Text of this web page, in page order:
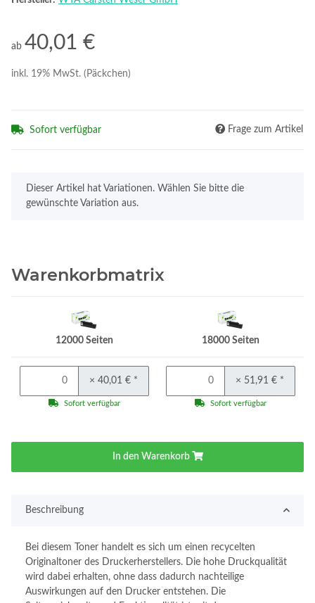
ab 40,01 €
inkl. 19% MwSt. (Päckchen)
Sofort verfügbar Frage zum Artikel
xDieser Artikel hat Variationen. Wählen Sie bitte die
gewünschte Variation aus.
Warenkorbmatrix
12000 Seiten 18000 Seiten
× 40,01 € *
Sofort verfügbar
× 51,91 € *
Sofort verfügbar
In den Warenkorb
Beschreibung
Bei diesem Toner handelt es sich um einen recycelten
Originaltoner des Druckerherstellers. Die hohe Druckqualität
wird dabei erhalten, ohne dass dadurch nachteilige
Auswirkungen auf den Drucker entstehen. Die